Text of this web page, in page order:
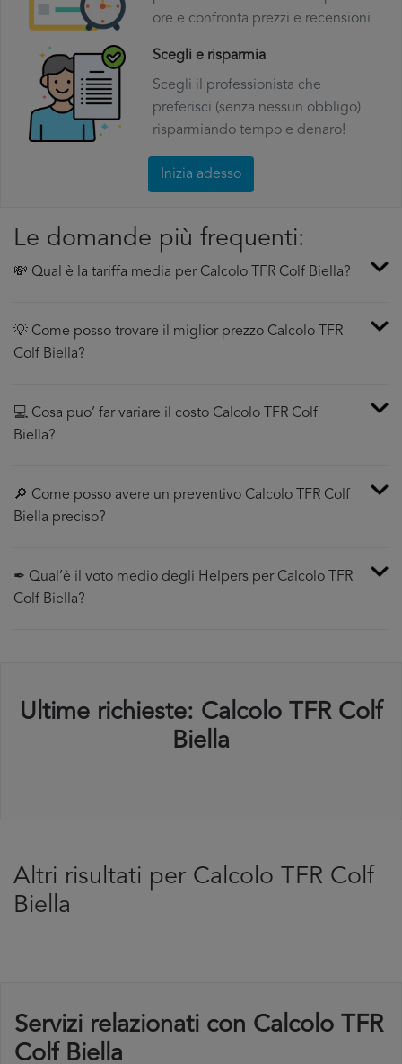
ore e confronta prezzi e recensioni
Scegli e risparmia
Scegli il professionista che
preferisci (senza nessun obbligo)
risparmiando tempo e denaro!
Inizia adesso
Le domande più frequenti:
💸 Qual è la tariffa media per Calcolo TFR Colf Biella?
💡 Come posso trovare il miglior prezzo Calcolo TFR
Colf Biella?
💻 Cosa puo’ far variare il costo Calcolo TFR Colf
Biella?
🔎 Come posso avere un preventivo Calcolo TFR Colf
Biella preciso?
✒ Qual’è il voto medio degli Helpers per Calcolo TFR
Colf Biella?
Ultime richieste: Calcolo TFR Colf
Biella
Altri risultati per Calcolo TFR Colf
Biella
Servizi relazionati con Calcolo TFR
Colf Biella